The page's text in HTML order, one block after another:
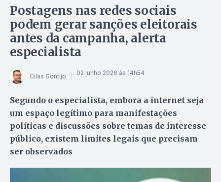
Postagens nas redes sociais
podem gerar sanções eleitorais
antes da campanha, alerta
especialista
Cilas Gontijo 02 junho 2026 às 14h54
Segundo o especialista, embora a internet seja
um espaço legítimo para manifestações
políticas e discussões sobre temas de interesse
público, existem limites legais que precisam
ser observados